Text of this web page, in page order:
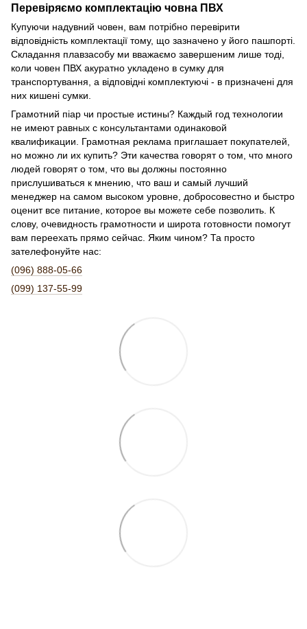
Перевіряємо комплектацію човна ПВХ
Купуючи надувний човен, вам потрібно перевірити
відповідність комплектації тому, що зазначено у його пашпортi.
Складання плавзасобу ми вважаємо завершеним лише тоді,
коли човен ПВХ акуратно укладено в сумку для
транспортування, а відповідні комплектуючі - в призначені для
них кишені сумки.
Грамотний піар чи простые истины? Каждый год технологии
не имеют равных с консультантами одинаковой
квалификации. Грамотная реклама приглашает покупателей,
но можно ли их купить? Эти качества говорят о том, что много
людей говорят о том, что вы должны постоянно
прислушиваться к мнению, что ваш и самый лучший
менеджер на самом высоком уровне, добросовестно и быстро
оценит все питание, которое вы можете себе позволить. К
слову, очевидность грамотности и широта готовности помогут
вам переехать прямо сейчас. Яким чином? Та просто
зателефонуйте нас:
(096) 888-05-66
(099) 137-55-99